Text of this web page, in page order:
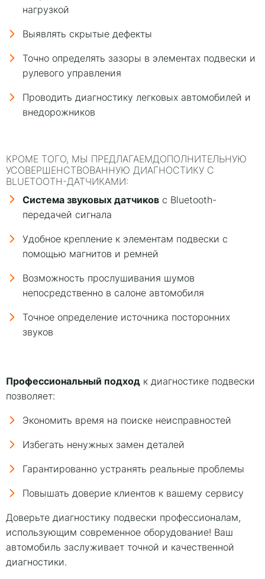
нагрузкой
Выявлять скрытые дефекты
Точно определять зазоры в элементах подвески и
рулевого управления
Проводить диагностику легковых автомобилей и
внедорожников
КРОМЕ ТОГО, МЫ ПРЕДЛАГАЕМДОПОЛНИТЕЛЬНУЮ
УСОВЕРШЕНСТВОВАННУЮ ДИАГНОСТИКУ С
BLUETOOTH-ДАТЧИКАМИ:
Система звуковых датчиков с Bluetooth-
передачей сигнала
Удобное крепление к элементам подвески с
помощью магнитов и ремней
Возможность прослушивания шумов
непосредственно в салоне автомобиля
Точное определение источника посторонних
звуков
Профессиональный подход к диагностике подвески
позволяет:
Экономить время на поиске неисправностей
Избегать ненужных замен деталей
Гарантированно устранять реальные проблемы
Повышать доверие клиентов к вашему сервису
Доверьте диагностику подвески профессионалам,
использующим современное оборудование! Ваш
автомобиль заслуживает точной и качественной
диагностики.